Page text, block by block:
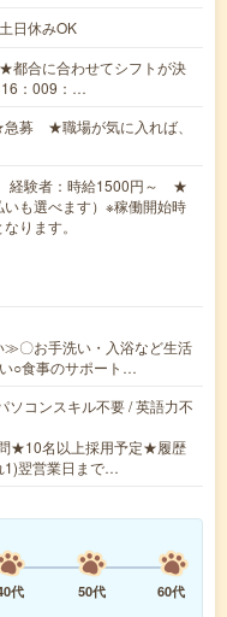
日休みOK
都合に合わせてシフトが決
16：009：…
募 ★職場が気に入れば、
経験者：時給1500円～ ★
も選べます）※稼働開始時
ります。
〇お手洗い・入浴など生活
○食事のサポート…
ソコンスキル不要 / 英語力不
★10名以上採用予定★履歴
1)翌営業日まで…
代 50代
60代